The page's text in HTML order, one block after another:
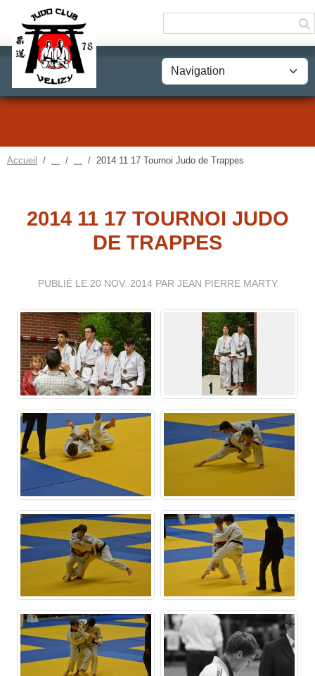
Accueil 2014 11 17 Tournoi Judo de Trappes
2014 11 17 TOURNOI JUDO
DE TRAPPES
PUBLIÉ LE 20 NOV. 2014PAR JEAN PIERRE MARTY
Panneau de gestion des cookies